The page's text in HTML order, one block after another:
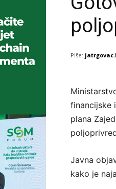
Piše:
financijske
plana
Javna
kako je